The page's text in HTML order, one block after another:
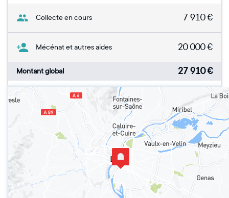
Collecte en cours 7 910€
Mécénat et autres aides 20 000€
Montant global 27 910€